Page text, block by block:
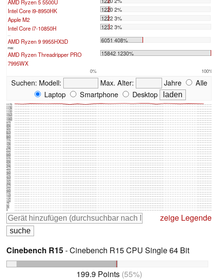
AMD Ryzen 5 5500U
Intel Core i9-8950HK
1220 2%
Apple M2
1222 3%
Intel Core i7-10850H
1232 3%
AMD Ryzen 9 9955HX3D 6051 408%
max:
AMD Ryzen Threadripper PRO
7995WX
15842 1230%
0% 100%
Suchen: Modell: Max. Alter: Jahre
Alle
Laptop
Smartphone Desktop
0
25
50
75
100
125
150
175
200
225
250
275
300
325
350
375
400
425
450
475
500
525
550
575
600
625
650
675
700
725
750
775
800
825
850
875
900
925
950
975
1000
1025
1050
1075
1100
1125
1150
1175
zeige Legende
Cinebench R15- Cinebench R15 CPU Single 64 Bit
199.9 Points(55%)